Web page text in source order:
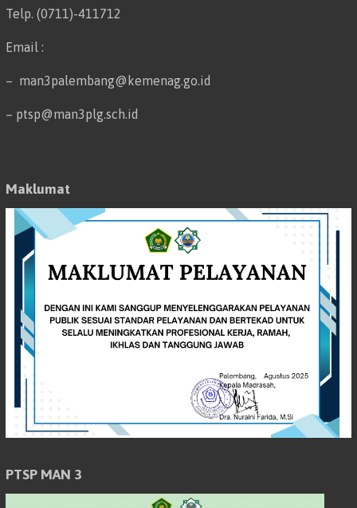
Telp. (0711)-411712
Email :
– man3palembang@kemenag.go.id
– ptsp@man3plg.sch.id
Maklumat
PTSP MAN 3